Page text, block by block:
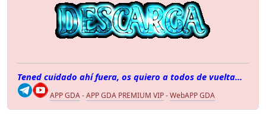
Tened cuidado ahí fuera, os quiero a todos de vuelta...
APP GDA-APP GDA PREMIUM VIP-WebAPP GDA